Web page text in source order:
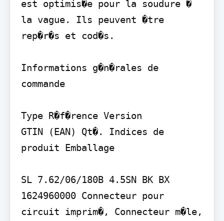
est optimis�e pour la soudure �
la vague. Ils peuvent �tre
rep�r�s et cod�s.
Informations g�n�rales de
commande
Type R�f�rence Version
GTIN (EAN) Qt�. Indices de
produit Emballage
SL 7.62/06/180B 4.5SN BK BX
1624960000 Connecteur pour
circuit imprim�, Connecteur m�le,